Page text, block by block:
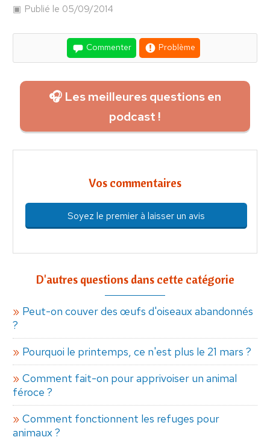
Publié le 05/09/2014
Commenter Problème
🎧 Les meilleures questions en
podcast !
Vos commentaires
Soyez le premier à laisser un avis
D'autres questions dans cette catégorie
Peut-on couver des œufs d'oiseaux abandonnés
?
Pourquoi le printemps, ce n'est plus le 21 mars ?
Comment fait-on pour apprivoiser un animal
féroce ?
Comment fonctionnent les refuges pour
animaux ?